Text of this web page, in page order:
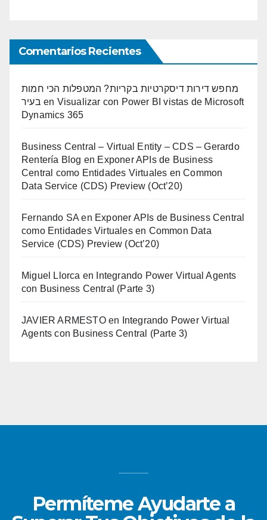
Comentarios Recientes
מחפש דירות דיסקרטיות בקריות? המטפלות הכי חמות
בעיר en Visualizar con Power BI vistas de Microsoft
Dynamics 365
Business Central – Virtual Entity – CDS – Gerardo
Rentería Blog en Exponer APIs de Business
Central como Entidades Virtuales en Common
Data Service (CDS) Preview (Oct’20)
Fernando SA en Exponer APIs de Business Central
como Entidades Virtuales en Common Data
Service (CDS) Preview (Oct’20)
Miguel Llorca en
Integrando Power Virtual Agents
con Business Central (Parte 3)
JAVIER ARMESTOen
Integrando Power Virtual
Agents con Business Central (Parte 3)
Permíteme Ayudarte a